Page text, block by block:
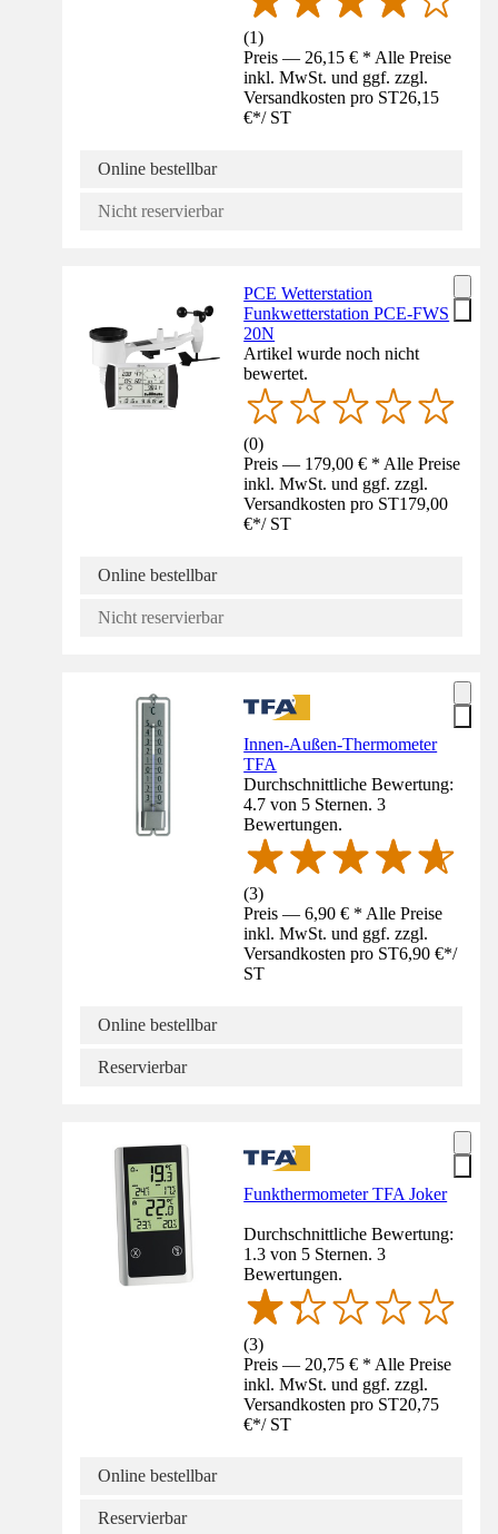
(1)
Preis — 26,15 € * Alle Preise
inkl. MwSt. und ggf. zzgl.
Versandkosten pro ST26,15
€*/ ST
Online bestellbar
Nicht reservierbar
PCE Wetterstation
Funkwetterstation PCE-FWS
20N
Artikel wurde noch nicht
bewertet.
(0)
Preis — 179,00 € * Alle Preise
inkl. MwSt. und ggf. zzgl.
Versandkosten pro ST179,00
€*/ ST
Online bestellbar
Nicht reservierbar
Innen-Außen-Thermometer
TFA
Durchschnittliche Bewertung:
4.7 von 5 Sternen. 3
Bewertungen.
(3)
Preis — 6,90 € * Alle Preise
inkl. MwSt. und ggf. zzgl.
Versandkosten pro ST6,90 €*/
ST
Online bestellbar
Reservierbar
Funkthermometer TFA Joker
Durchschnittliche Bewertung:
1.3 von 5 Sternen. 3
Bewertungen.
(3)
Preis — 20,75 € * Alle Preise
inkl. MwSt. und ggf. zzgl.
Versandkosten pro ST20,75
€*/ ST
Online bestellbar
Reservierbar